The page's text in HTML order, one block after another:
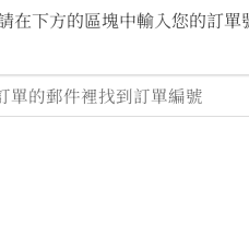
在下方的區塊中輸入您的訂